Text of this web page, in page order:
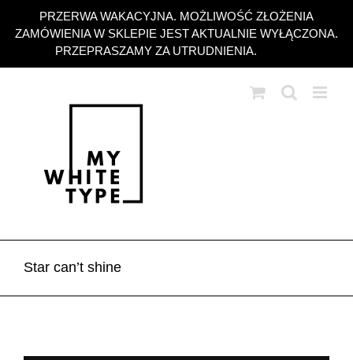
PRZERWA WAKACYJNA. MOŻLIWOŚĆ ZŁOŻENIA
ZAMÓWIENIA W SKLEPIE JEST AKTUALNIE WYŁĄCZONA.
PRZEPRASZAMY ZA UTRUDNIENIA.
zawartości
Star can’t shine